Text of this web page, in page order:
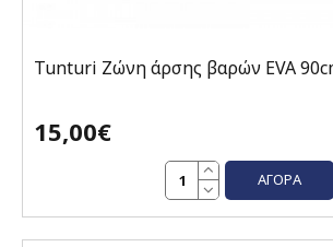
Tunturi Ζώνη άρσης βαρών EVA
15,00€
ΑΓΟΡΆ